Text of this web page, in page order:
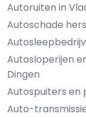
Autoruiten in
Autoschade
Autosloperijen
Dingen
Autospuiters en
Auto-